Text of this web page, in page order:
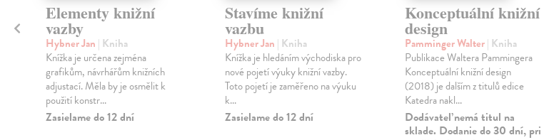
Elementy knižní
vazby
Hybner Jan | Kniha
Knížka je určena zejména
grafikům, návrhářům knižních
adjustací. Měla by je osmělit k
použití konstr...
Zasielame do 12 dní
Stavíme knižní
vazbu
Hybner Jan | Kniha
Knížka je hledáním východiska pro
nové pojetí výuky knižní vazby.
Toto pojetí je zaměřeno na výuku
k...
Zasielame do 12 dní
Konceptuální knižní
design
Pamminger Walter| Kniha
Publikace Waltera Pammingera
Konceptuální knižní design
(2018) je dalším z titulů edice
Katedra nakl...
Dodávateľ nemá titul na
sklade. Dodanie do 30 dní, pri